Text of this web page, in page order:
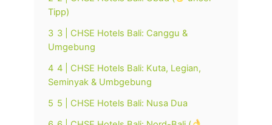
Tipp)
3 3 | CHSE Hotels Bali: Canggu &
Umgebung
4 4 | CHSE Hotels Bali: Kuta, Legian,
Seminyak & Umbgebung
5 5 | CHSE Hotels Bali: Nusa Dua